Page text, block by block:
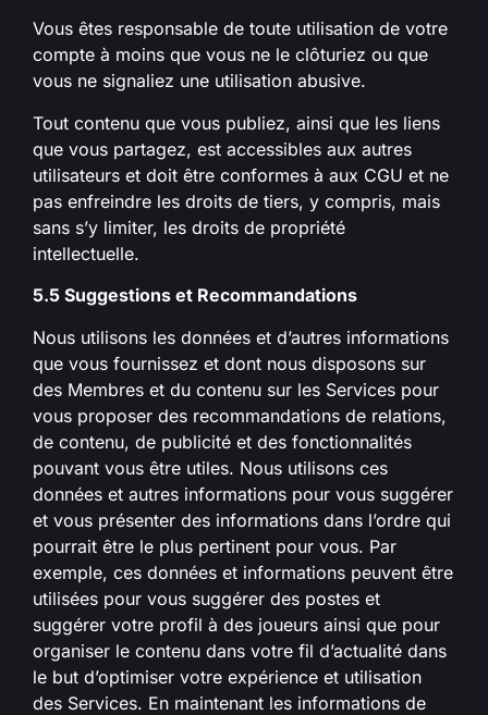
Vous êtes responsable de toute utilisation de votre
compte à moins que vous ne le clôturiez ou que
vous ne signaliez une utilisation abusive.
Tout contenu que vous publiez, ainsi que les liens
que vous partagez, est accessibles aux autres
utilisateurs et doit être conformes à aux CGU et ne
pas enfreindre les droits de tiers, y compris, mais
sans s’y limiter, les droits de propriété
intellectuelle.
5.5 Suggestions et Recommandations
Nous utilisons les données et d’autres informations
que vous fournissez et dont nous disposons sur
des Membres et du contenu sur les Services pour
vous proposer des recommandations de relations,
de contenu, de publicité et des fonctionnalités
pouvant vous être utiles. Nous utilisons ces
données et autres informations pour vous suggérer
et vous présenter des informations dans l’ordre qui
pourrait être le plus pertinent pour vous. Par
exemple, ces données et informations peuvent être
utilisées pour vous suggérer des postes et
suggérer votre profil à des joueurs ainsi que pour
organiser le contenu dans votre fil d’actualité dans
le but d’optimiser votre expérience et utilisation
des Services. En maintenant les informations de